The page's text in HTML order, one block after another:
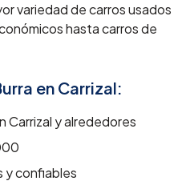
variedad de carros usados
hasta carros de
en Carrizal:
Carrizal y alrededores
y confiables